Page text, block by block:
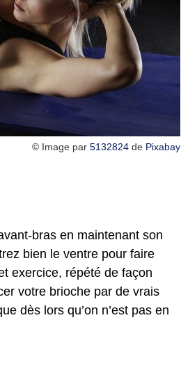
© Image par 5132824 de Pixabay
bras en maintenant son
bien le ventre pour faire
exercice, répété de façon
votre brioche par de vrais
dès lors qu’on n’est pas en